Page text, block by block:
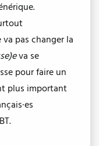
pas changer la
va se
pour faire un
plus important